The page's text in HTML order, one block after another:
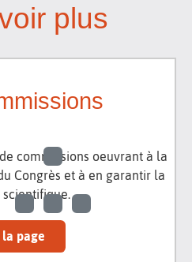
plus
commissions oeuvrant à la
Congrès et à en garantir la
la page